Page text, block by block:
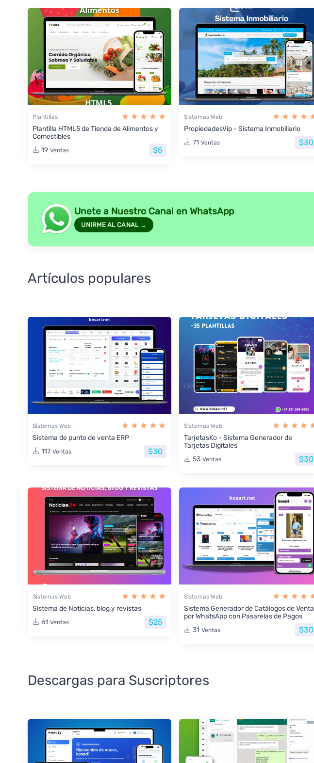
Plantillas
Plantilla HTML5 de Tienda de Alimentos y
Comestibles
19 Ventas $5
Sistemas Web
PropiedadesVip - Sistema Inmobiliario
71 Ventas $30
Unete a Nuestro Canal en WhatsApp
UNIRME AL CANAL →
Artículos populares
Sistemas Web
Sistema de punto de venta ERP
117 Ventas $30
Sistemas Web
TarjetasKo - Sistema Generador de
Tarjetas Digitales
53 Ventas $30
Sistemas Web
Sistema de Noticias, blog y revistas
61 Ventas $25
Sistemas Web
Sistema Generador de Catálogos de Venta
por WhatsApp con Pasarelas de Pagos
31 Ventas $30
Descargas para Suscriptores